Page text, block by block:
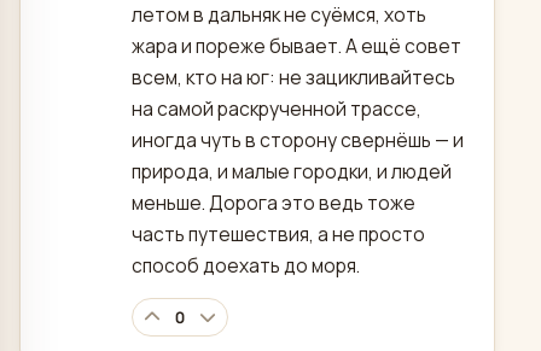
летом в дальняк не суёмся, хоть
жара и пореже бывает. А ещё совет
всем, кто на юг: не зацикливайтесь
на самой раскрученной трассе,
иногда чуть в сторону свернёшь — и
природа, и малые городки, и людей
меньше. Дорога это ведь тоже
часть путешествия, а не просто
способ доехать до моря.
0